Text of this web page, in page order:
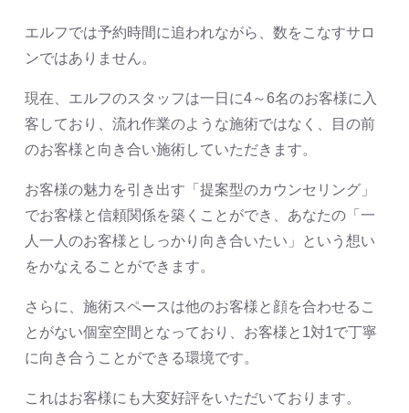
エルフでは予約時間に追われながら、数をこなすサロ
ンではありません。
現在、エルフのスタッフは一日に4～6名のお客様に入
客しており、流れ作業のような施術ではなく、目の前
のお客様と向き合い施術していただきます。
お客様の魅力を引き出す「提案型のカウンセリング」
でお客様と信頼関係を築くことができ、あなたの「一
人一人のお客様としっかり向き合いたい」という想い
をかなえることができます。
さらに、施術スペースは他のお客様と顔を合わせるこ
とがない個室空間となっており、お客様と1対1で丁寧
に向き合うことができる環境です。
これはお客様にも大変好評をいただいております。